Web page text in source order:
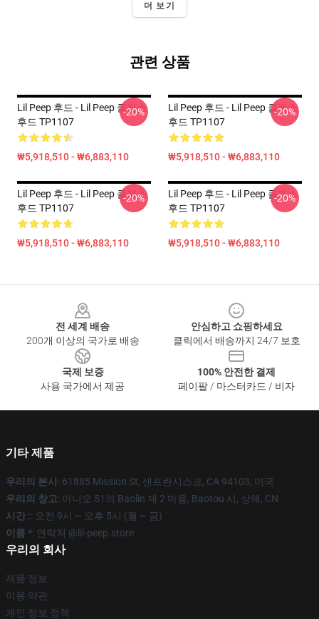
더 보기
관련 상품
Lil Peep 후드 - Lil Peep 클래스
후드 TP1107
₩5,918,510 - ₩6,883,110
-20%
Lil Peep 후드 - Lil Peep 클래스
후드 TP1107
₩5,918,510 - ₩6,883,110
-20%
Lil Peep 후드 - Lil Peep 클래스
후드 TP1107
₩5,918,510 - ₩6,883,110
-20%
Lil Peep 후드 - Lil Peep 클래스
후드 TP1107
₩5,918,510 - ₩6,883,110
-20%
전 세계 배송
200개 이상의 국가로 배송
안심하고 쇼핑하세요
클릭에서 배송까지 24/7 보호
국제 보증
사용 국가에서 제공
100% 안전한 결제
페이팔 / 마스터카드 / 비자
기타 제품
우리의 본사: 61885 Mission St, 샌프란시스코, CA 94103, 미국
우리의 창고: 아니오 51의 Baolin 제 2 마을, Baotou 시, 상해, CN
시간 :: 오전 9시 ~ 오후 5시 (월 ~ 금)
이름 *: 연락처 @lil-peep.store
우리의 회사
제품 정보
이용 약관
개인 정보 정책